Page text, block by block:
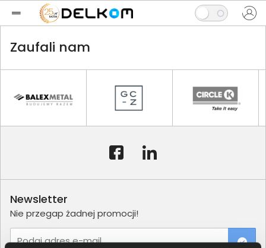
Zaufali nam
Newsletter
Nie przegap żadnej promocji!
Podaj adres e-mail